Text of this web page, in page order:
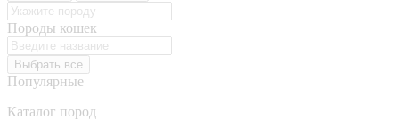
Породы кошек
Выбрать все
Популярные
Каталог пород